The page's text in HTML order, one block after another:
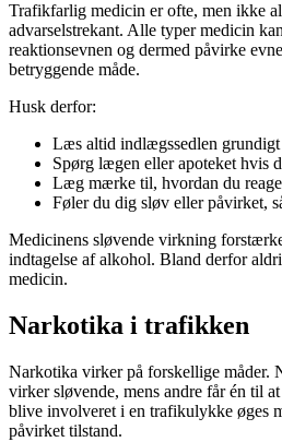
Trafikfarlig medicin er ofte, men ikke
advarselstrekant. Alle typer medicin
reaktionsevnen og dermed påvirke
betryggende måde.
Husk derfor:
Læs altid indlægssedlen grundigt
Spørg lægen eller apoteket hvis
Læg mærke til, hvordan du
Føler du dig sløv eller påvirket,
Medicinens sløvende virkning
indtagelse af alkohol. Bland derfor
medicin.
Narkotika i trafikken
Narkotika virker på forskellige måder.
virker sløvende, mens andre får én til
blive involveret i en trafikulykke øges
påvirket tilstand.